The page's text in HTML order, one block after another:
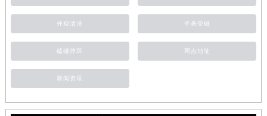
外观清洗 手表受磁
磕碰摔坏 网点地址
新闻资讯